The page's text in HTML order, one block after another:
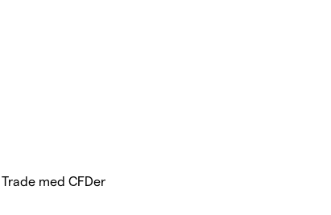
Trade med CFDer